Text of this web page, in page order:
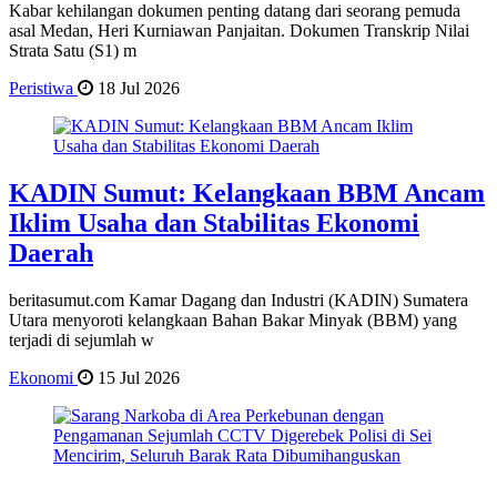
Kabar kehilangan dokumen penting datang dari seorang pemuda
asal Medan, Heri Kurniawan Panjaitan. Dokumen Transkrip Nilai
Strata Satu (S1) m
Peristiwa
18 Jul 2026
KADIN Sumut: Kelangkaan BBM Ancam
Iklim Usaha dan Stabilitas Ekonomi
Daerah
beritasumut.com Kamar Dagang dan Industri (KADIN) Sumatera
Utara menyoroti kelangkaan Bahan Bakar Minyak (BBM) yang
terjadi di sejumlah w
Ekonomi
15 Jul 2026